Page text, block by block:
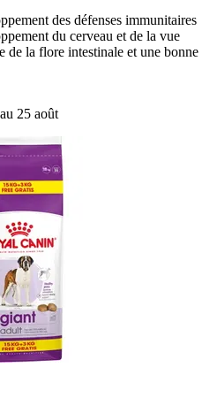
des défenses immunitaires
du cerveau et de la vue
de la flore intestinale et une bonne
25 août